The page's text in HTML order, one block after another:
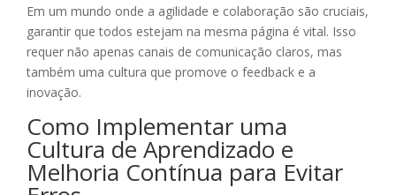
Em um mundo onde a agilidade e colaboração são cruciais,
garantir que todos estejam na mesma página é vital. Isso
requer não apenas canais de comunicação claros, mas
também uma cultura que promove o feedback e a
inovação.
Como Implementar uma
Cultura de Aprendizado e
Melhoria Contínua para Evitar